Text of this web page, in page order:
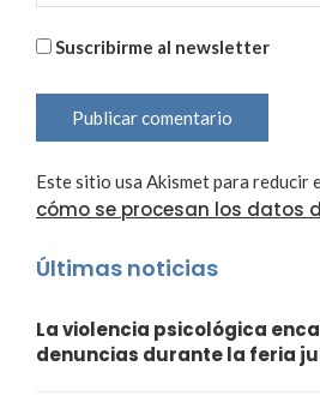
Suscribirme al newsletter
Este sitio usa Akismet para reducir
cómo se procesan los datos
Últimas noticias
La violencia psicológica
denuncias durante la feria